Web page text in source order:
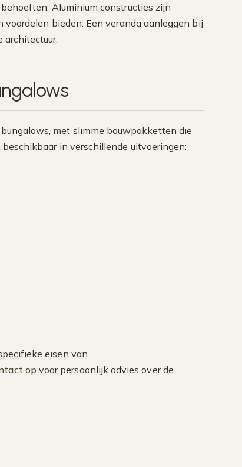
Aluminium constructies zijn
bieden. Een veranda aanleggen bij
met slimme bouwpakketten die
in verschillende uitvoeringen:
eisen van
op voor persoonlijk advies over de